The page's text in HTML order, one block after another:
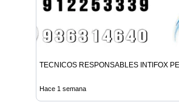
TECNICOS RESPONSABLES INTIFOX
Hace 1 semana